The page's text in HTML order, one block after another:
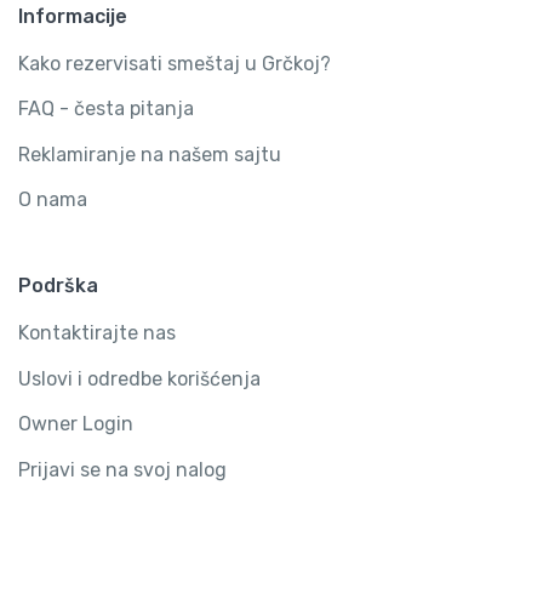
Informacije
Kako rezervisati smeštaj u Grčkoj?
FAQ - česta pitanja
Reklamiranje na našem sajtu
O nama
Podrška
Kontaktirajte nas
Uslovi i odredbe korišćenja
Owner Login
Prijavi se na svoj nalog